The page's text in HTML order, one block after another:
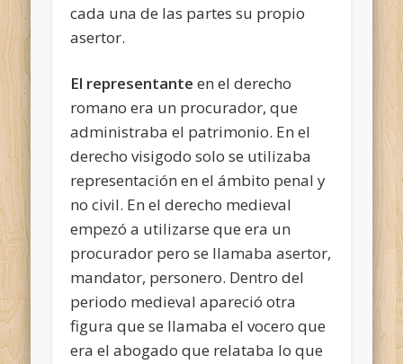
cada una de las partes su propio
asertor.
El representante en el derecho
romano era un procurador, que
administraba el patrimonio. En el
derecho visigodo solo se utilizaba
representación en el ámbito penal y
no civil. En el derecho medieval
empezó a utilizarse que era un
procurador pero se llamaba asertor,
mandator, personero. Dentro del
periodo medieval apareció otra
figura que se llamaba el vocero que
era el abogado que relataba lo que